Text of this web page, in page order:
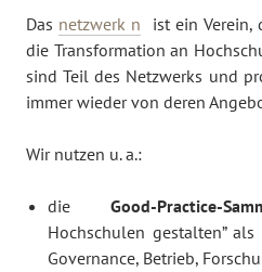
Das netzwerk n ist ein Verein,
die Transformation an
sind Teil des Netzwerks und
immer wiedervon deren
Wir nutzen u. a.:
die Good-Practice-
Hochschulen gestalten” als
Governance, Betrieb,